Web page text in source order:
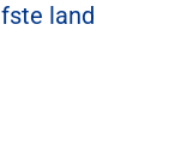
land